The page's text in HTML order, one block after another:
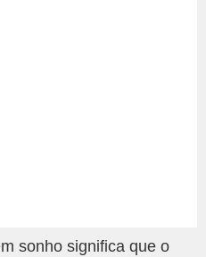
sonho significa que o